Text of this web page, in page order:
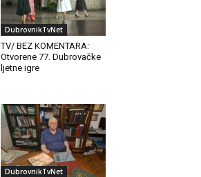
DubrovnikTvNet
TV/ BEZ KOMENTARA:
Otvorene 77. Dubrovačke
ljetne igre
DubrovnikTvNet